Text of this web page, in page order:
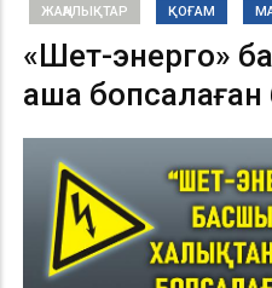
ЖАҢАЛЫҚТАР ҚОҒАМ
«Шет-энерго»
ақша бопсалаған